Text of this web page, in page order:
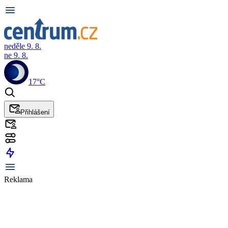
neděle 9. 8.
ne 9. 8.
17°C
Přihlášení
Reklama